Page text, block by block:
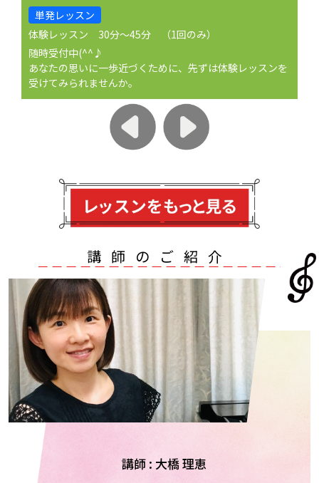
月額レッスン
親子リズム教室 ずむずむ®コース【個人】 0歳（6カ月
頃）～3歳頃
全て遊びを通して学ぶ。
お母さんも、楽しいレッスン。
講師のご紹介
講師 : 大橋 理恵